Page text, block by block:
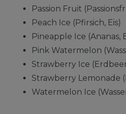
Passion Fruit
Peach Ice (Pfirsich, Eis)
Pineapple Ice (Ananas,
Pink Watermelon
Strawberry Ice
Strawberry Lemonade
Watermelon Ice